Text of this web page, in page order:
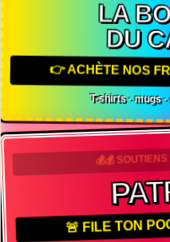
LA
DU
👉 ACHÈTE NOS
T-shirts · mugs
💰💰
🚨 FILE TON